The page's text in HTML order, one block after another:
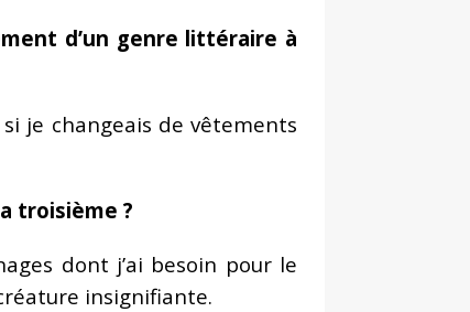
d’un genre littéraire à
je changeais de vêtements
troisième ?
dont j’ai besoin pour le
insignifiante.